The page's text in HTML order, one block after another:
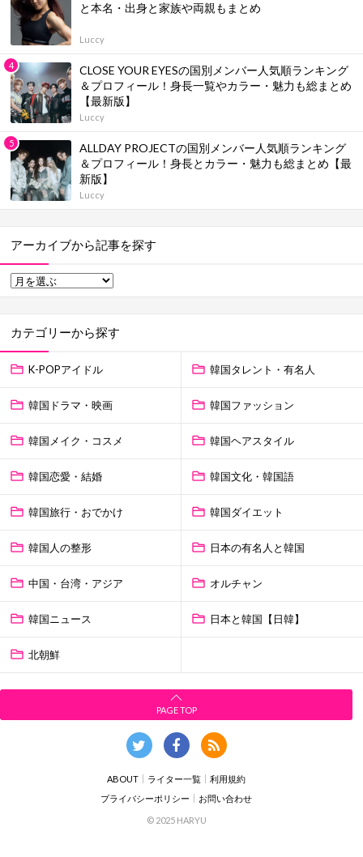
と本名・出身と家族や両親もまとめ
Luccy
CLOSE YOUR EYESの国別メンバー人気順ランキング
＆プロフィール！身長一覧やカラー・魅力も総まとめ
【最新版】
Luccy
ALLDAY PROJECTの国別メンバー人気順ランキング
＆プロフィール！身長とカラー・魅力も総まとめ【最
新版】
Luccy
アーカイブから記事を探す
カテゴリーから探す
K-POPアイドル 韓国タレント・有名人
韓国ドラマ・映画 韓国ファッション
韓国メイク・コスメ 韓国ヘアスタイル
韓国恋愛・結婚 韓国文化・韓国語
韓国旅行・おでかけ 韓国ダイエット
韓国人の整形 日本の有名人と韓国
中国・台湾・アジア オルチャン
韓国ニュース 日本と韓国【日韓】
北朝鮮
PAGE TOP
ABOUT ライター一覧
利用規約
プライバシーポリシー
お問い合わせ
© 2025 HARYU